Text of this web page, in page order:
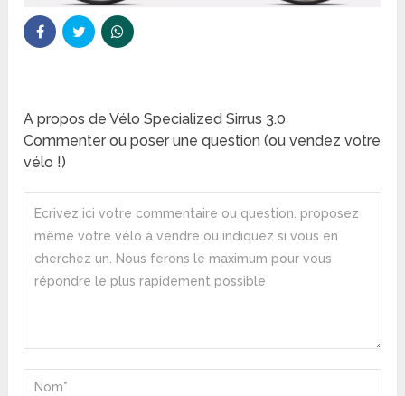
A propos de Vélo Specialized Sirrus 3.0
Commenter ou poser une question (ou vendez votre
vélo !)